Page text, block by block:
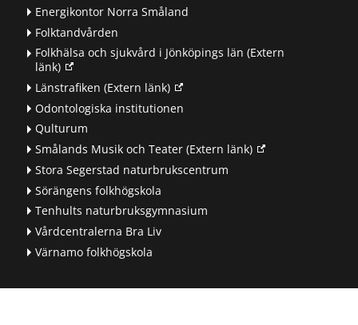
Energikontor Norra Småland
Folktandvården
Folkhälsa och sjukvård i Jönköpings län (Extern
länk)
Länstrafiken (Extern länk)
Odontologiska institutionen
Qulturum
Smålands Musik och Teater(Extern länk)
Stora Segerstad naturbrukscentrum
Sörängens folkhögskola
Tenhults naturbruksgymnasium
Vårdcentralerna Bra Liv
Värnamo folkhögskola